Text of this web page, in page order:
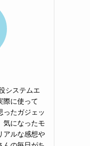
システムエ
際に使って
ったガジェッ
気になったモ
アルな感想や